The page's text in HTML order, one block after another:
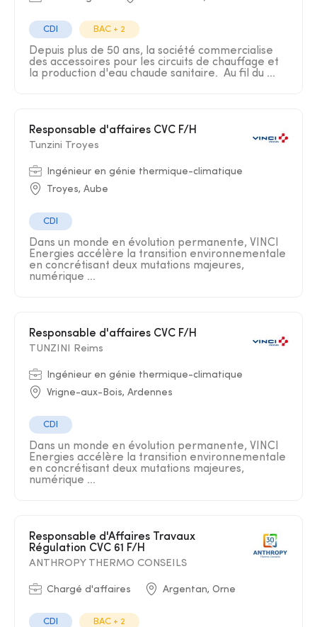
CDI BAC + 2
Depuis plus de 50 ans, la société commercialise
des accessoires pour les circuits de chauffage et
la production d'eau chaude sanitaire. Au fil du ...
Responsable d'affaires CVC F/H
Tunzini Troyes
Ingénieur en génie thermique-climatique
Troyes, Aube
CDI
Dans un monde en évolution permanente, VINCI
Energies accélère la transition environnementale
en concrétisant deux mutations majeures,
numérique ...
Responsable d'affaires CVC F/H
TUNZINI Reims
Ingénieur en génie thermique-climatique
Vrigne-aux-Bois, Ardennes
CDI
Dans un monde en évolution permanente, VINCI
Energies accélère la transition environnementale
en concrétisant deux mutations majeures,
numérique ...
Responsable d'Affaires Travaux
Régulation CVC 61 F/H
ANTHROPY THERMO CONSEILS
Chargé d'affaires Argentan, Orne
CDI BAC + 2